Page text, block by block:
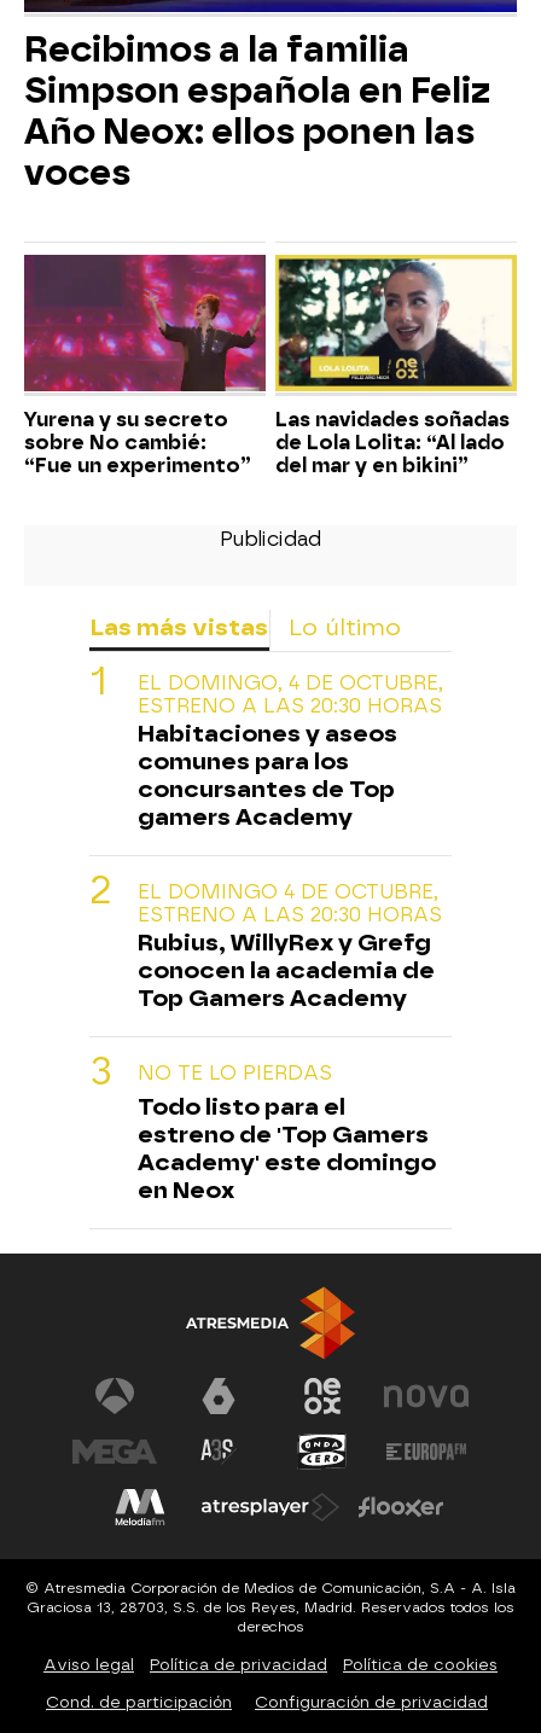
Recibimos a la familia
Simpson española en Feliz
Año Neox: ellos ponen las
voces
Yurena y su secreto
sobre No cambié:
“Fue un experimento”
Las navidades soñadas
de Lola Lolita: “Al lado
del mar y en bikini”
Las más vistas Lo último
EL DOMINGO, 4 DE OCTUBRE,
ESTRENO A LAS 20:30 HORAS
Habitaciones y aseos
comunes para los
concursantes de Top
gamers Academy
EL DOMINGO 4 DE OCTUBRE,
ESTRENO A LAS 20:30 HORAS
Rubius, WillyRex y Grefg
conocen la academia de
Top Gamers Academy
NO TE LO PIERDAS
Todo listo para el
estreno de 'Top Gamers
Academy' este domingo
en Neox
© Atresmedia Corporación de Medios de Comunicación, S.A - A. Isla
Graciosa 13, 28703, S.S. de los Reyes, Madrid. Reservados todos los
derechos
Aviso legal Política de privacidad Política de cookies
Cond. de participación Configuración de privacidad